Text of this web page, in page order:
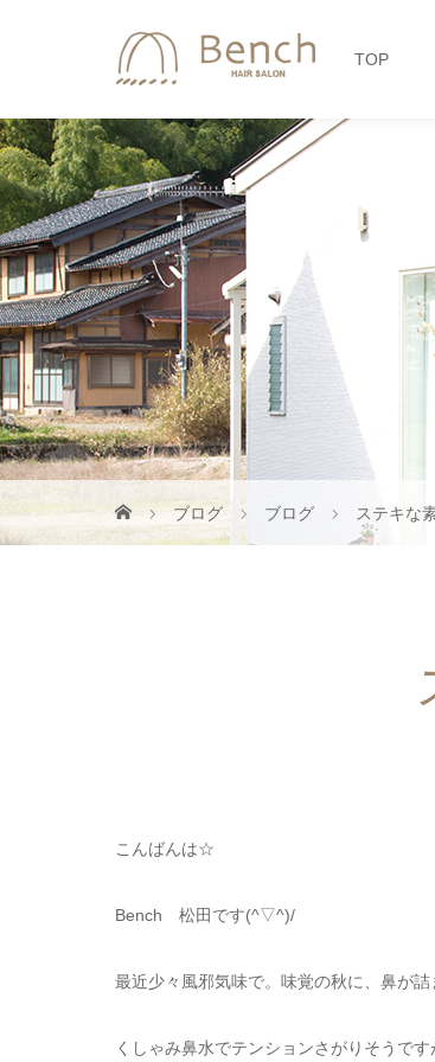
TOP
ブログ ブログ ステキな
こんばんは☆
Bench 松田です(^▽^)/
最近少々風邪気味で。味覚の秋に、鼻が
くしゃみ鼻水でテンションさがりそうで